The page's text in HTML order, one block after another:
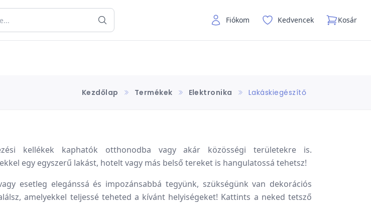
Fiókom Kedvencek Kosár
Kezdőlap Termékek Elektronika Lakáskiegészítő
kellékek kaphatók otthonodba vagy akár közösségi területekre is.
egy egyszerű lakást, hotelt vagy más belső tereket is hangulatossá tehetsz!
esetleg elegánssá és impozánsabbá tegyünk, szükségünk van dekorációs
amelyekkel teljessé teheted a kívánt helyiségeket! Kattints a neked tetsző